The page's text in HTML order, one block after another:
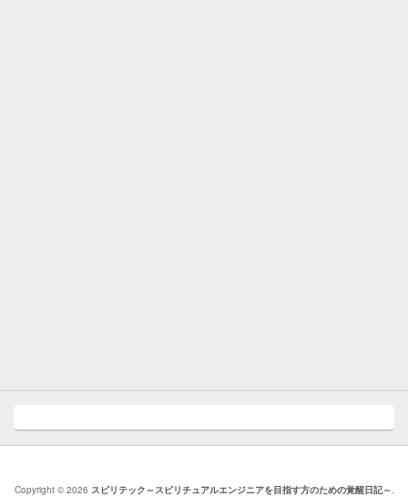
Copyright © 2026 スピリテック～スピリチュアルエンジニアを目指す方のための覚醒日記～